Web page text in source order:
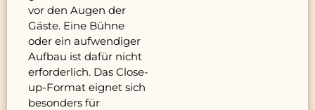
vor den Augen der
Gäste. Eine Bühne
oder ein aufwendiger
Aufbau ist dafür nicht
erforderlich. Das Close-
up-Format eignet sich
besonders für